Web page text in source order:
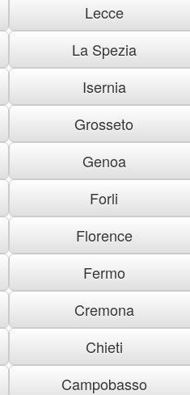
Lecce
La Spezia
Isernia
Grosseto
Genoa
Forli
Florence
Fermo
Cremona
Chieti
Campobasso